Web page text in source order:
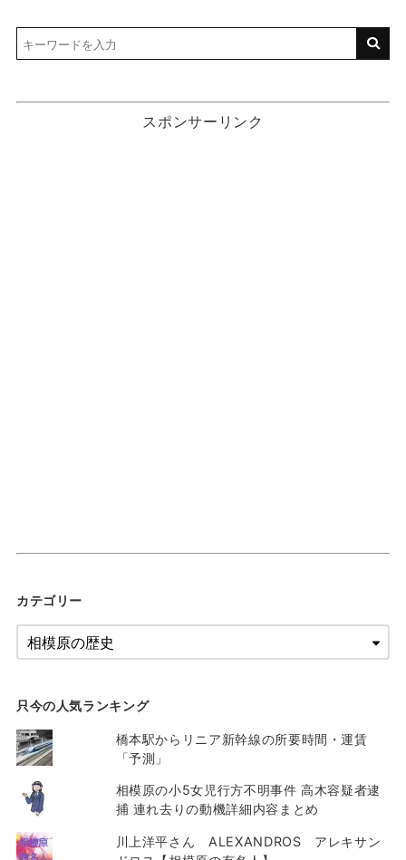
スポンサーリンク
カテゴリー
只今の人気ランキング
橋本駅からリニア新幹線の所要時間・運賃
「予測」
相模原の小5女児行方不明事件 高木容疑者逮
捕 連れ去りの動機詳細内容まとめ
川上洋平さん ALEXANDROS アレキサン